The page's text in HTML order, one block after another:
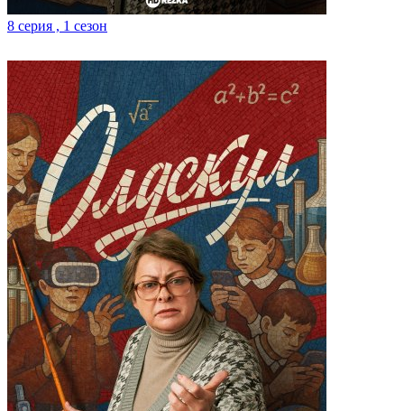
8 серия , 1 сезон